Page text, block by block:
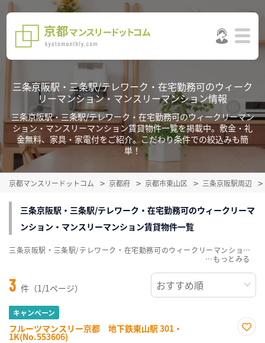
三条京阪駅・三条駅/テレワーク・在宅勤務可のウィーク
リーマンション・マンスリーマンション情報
三条京阪駅・三条駅/テレワーク・在宅勤務可のウィークリーマン
ション・マンスリーマンション賃貸物件一覧を掲載中。敷金・礼
金無料、家具・家電付をご紹介。こだわり条件での絞込みも簡
単！
京都マンスリードットコム 京都府 京都市東山区 三条京阪駅周辺
三条京阪駅・三条駅/テレワーク・在宅勤務可のウィークリーマ
ンション・マンスリーマンション賃貸物件一覧
3 件（1/1ページ）
キャンペーン
フルーツマンスリー京都 地下鉄東山駅 301・
1K(No.553606)
三条京阪駅・三条駅/テレワーク・在宅勤務可のウィークリーマンション・マンスリーマンション賃貸物件一覧を掲載中。敷金・礼金無料、家具・家電付をご紹介。こだわり条件での絞込みも簡単！
…